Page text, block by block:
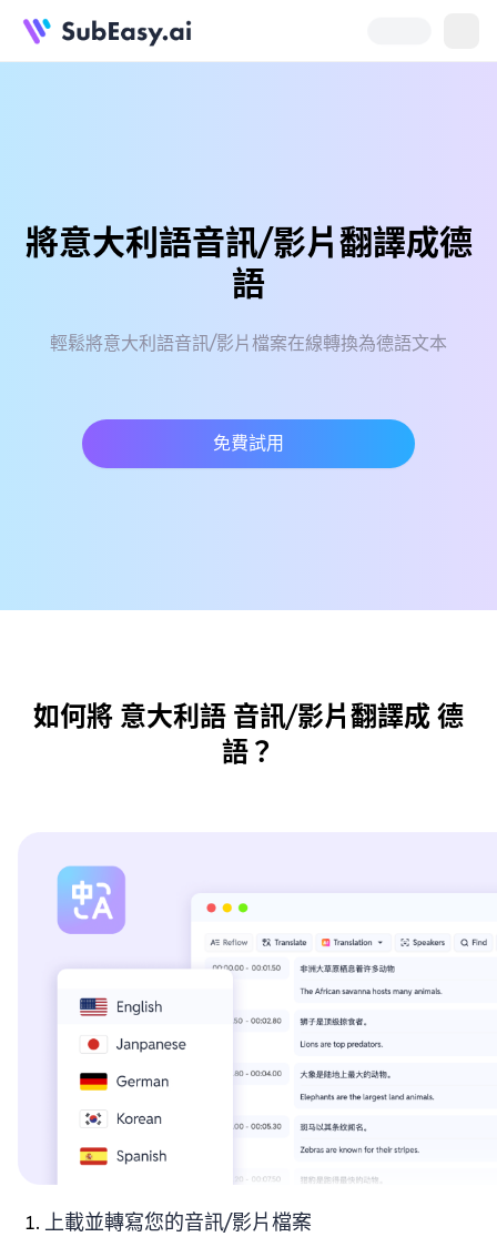
將意大利語音訊/影片翻譯成德
語
輕鬆將意大利語音訊/影片檔案在線轉換為德語文本
免費試用
如何將 意大利語 音訊/影片翻譯成 德
語？
上載並轉寫您的音訊/影片檔案